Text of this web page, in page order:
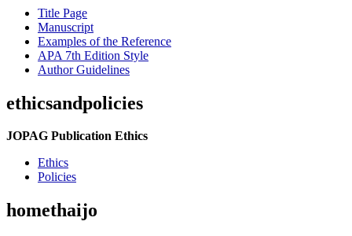
Title Page
Manuscript
Examples of the Reference
APA 7th Edition Style
Author Guidelines
ethicsandpolicies
JOPAG Publication Ethics
Ethics
Policies
homethaijo